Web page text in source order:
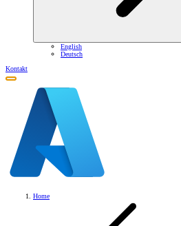
English
Deutsch
Kontakt
Home